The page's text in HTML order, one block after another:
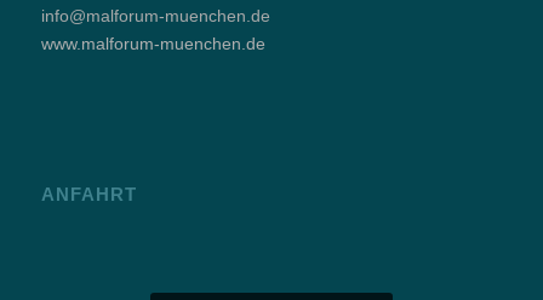
info@malforum-muenchen.de
www.malforum-muenchen.de
ANFAHRT